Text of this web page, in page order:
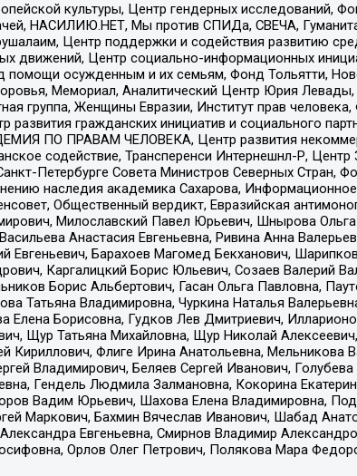
культуры, Центр гендерных исследований,
НАСИЛИЮ.НЕТ, Мы против СПИДа, СВЕЧА,
Центр поддержки и содействия развитию
движений, Центр социально-информационных
помощи осужденным и их семьям, Фонд Тольятти,
Мемориал, Аналитический Центр Юрия
группа, Женщины Евразии, Институт прав
гражданских инициатив и социального
ПО ПРАВАМ ЧЕЛОВЕКА, Центр развития
содействие, Трансперенси Интернешнл-Р,
Петербурге Совета Министров Северных Стран,
наследия академика Сахарова,
Общественный вердикт, Евразийская
Милославский Павел Юрьевич, Шнырова
Анастасия Евгеньевна, Ривина Анна
Евгеньевич, Барахоев Магомед Бекханович,
Каргалицкий Борис Юльевич, Созаев Валерий
Борис Альбертович, Гасан Ольга Павловна,
Татьяна Владимировна, Чуркина Наталья
Елена Борисовна, Гудков Лев Дмитриевич,
Щур Татьяна Михайловна, Щур Николай
Флиге Ирина Анатольевна, Мельникова
Владимирович, Беляев Сергей Иванович, Голубева
Гендель Людмила Залмановна, Кокорина
Вадим Юрьевич, Шахова Елена Владимировна,
Маркович, Бахмин Вячеслав Иванович, Шабад
Евгеньевна, Смирнов Владимир
Орлов Олег Петрович, Полякова Мара